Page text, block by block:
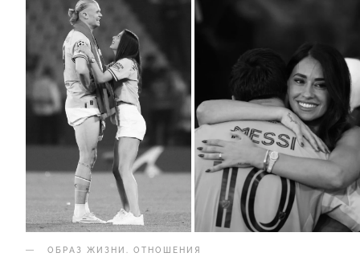
ОБРАЗ ЖИЗНИ . ОТНОШЕНИЯ